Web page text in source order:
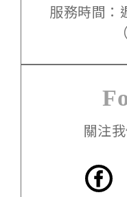
服務時間：
關注